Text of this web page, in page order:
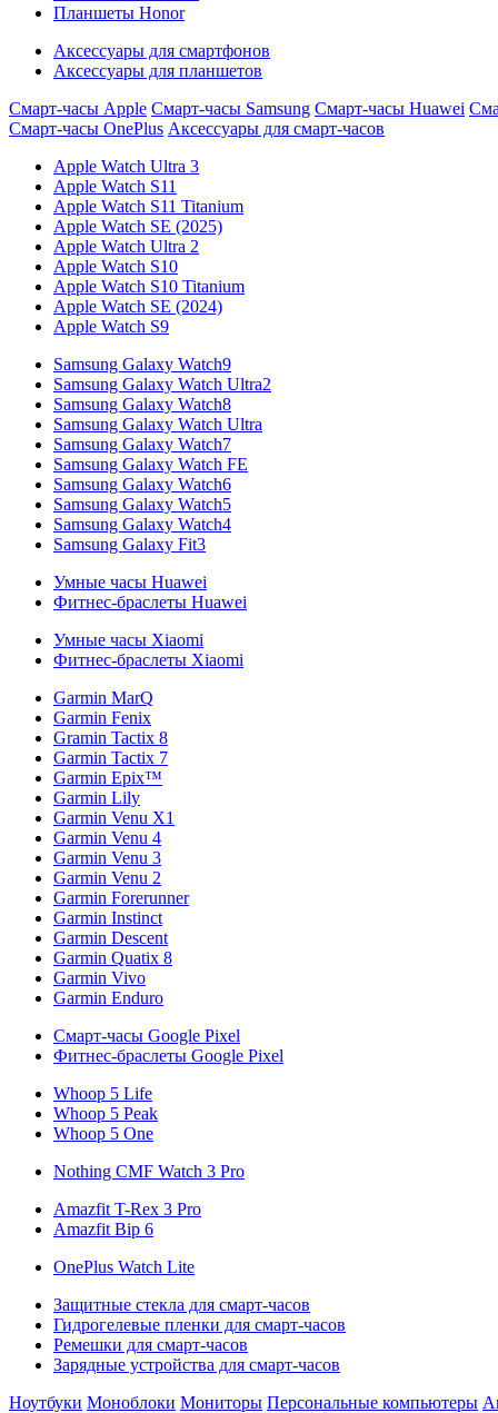
Планшеты Honor
Аксессуары для смартфонов
Аксессуары для планшетов
Смарт-часы Apple Смарт-часы Samsung Смарт-часы Huawei
Смарт-часы OnePlus Аксессуары для смарт-часов
Apple Watch Ultra 3
Apple Watch S11
Apple Watch S11 Titanium
Apple Watch SE (2025)
Apple Watch Ultra 2
Apple Watch S10
Apple Watch S10 Titanium
Apple Watch SE (2024)
Apple Watch S9
Samsung Galaxy Watch9
Samsung Galaxy Watch Ultra2
Samsung Galaxy Watch8
Samsung Galaxy Watch Ultra
Samsung Galaxy Watch7
Samsung Galaxy Watch FE
Samsung Galaxy Watch6
Samsung Galaxy Watch5
Samsung Galaxy Watch4
Samsung Galaxy Fit3
Умные часы Huawei
Фитнес-браслеты Huawei
Умные часы Xiaomi
Фитнес-браслеты Xiaomi
Garmin MarQ
Garmin Fenix
Gramin Tactix 8
Garmin Tactix 7
Garmin Epix™
Garmin Lily
Garmin Venu X1
Garmin Venu 4
Garmin Venu 3
Garmin Venu 2
Garmin Forerunner
Garmin Instinct
Garmin Descent
Garmin Quatix 8
Garmin Vivo
Garmin Enduro
Смарт-часы Google Pixel
Фитнес-браслеты Google Pixel
Whoop 5 Life
Whoop 5 Peak
Whoop 5 One
Nothing CMF Watch 3 Pro
Amazfit T-Rex 3 Pro
Amazfit Bip 6
OnePlus Watch Lite
Защитные стекла для смарт-часов
Гидрогелевые пленки для смарт-часов
Ремешки для смарт-часов
Зарядные устройства для смарт-часов
Ноутбуки Моноблоки Мониторы Персональные компьютеры